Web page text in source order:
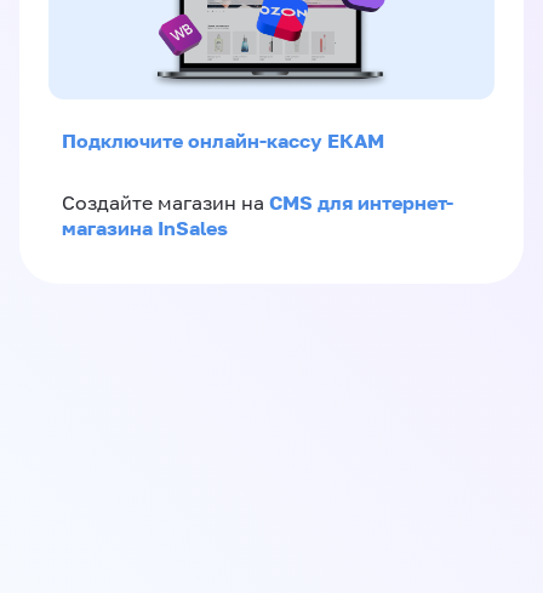
Подключите онлайн-кассу ЕКАМ
Создайте магазин на CMS для интернет-
магазина InSales